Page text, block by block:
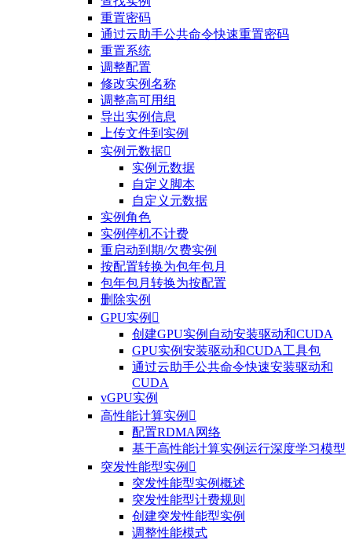
重置密码
通过云助手公共命令快速重置密码
重置系统
调整配置
修改实例名称
调整高可用组
导出实例信息
上传文件到实例
实例元数据
实例元数据
自定义脚本
自定义元数据
实例角色
实例停机不计费
重启动到期/欠费实例
按配置转换为包年包月
包年包月转换为按配置
删除实例
GPU实例 
创建GPU实例自动安装驱动和CUDA
GPU实例安装驱动和CUDA工具包
通过云助手公共命令快速安装驱动和
CUDA
vGPU实例
高性能计算实例 
配置RDMA网络
基于高性能计算实例运行深度学习模型
突发性能型实例 
突发性能型实例概述
突发性能型计费规则
创建突发性能型实例
调整性能模式